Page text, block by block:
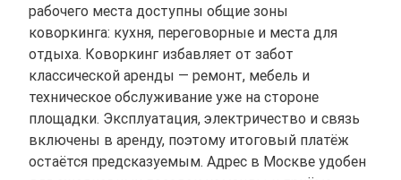
рабочего места доступны общие зоны
коворкинга: кухня, переговорные и места для
отдыха. Коворкинг избавляет от забот
классической аренды — ремонт, мебель и
техническое обслуживание уже на стороне
площадки. Эксплуатация, электричество и связь
включены в аренду, поэтому итоговый платёж
остаётся предсказуемым. Адрес в Москве удобен